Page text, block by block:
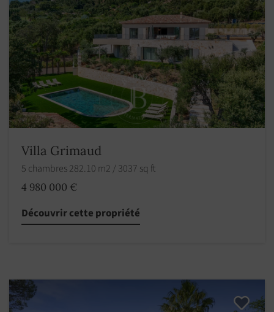
Villa Grimaud
5 chambres 282.10 m2 / 3037 sq ft
4 980 000 €
Découvrir cette propriété